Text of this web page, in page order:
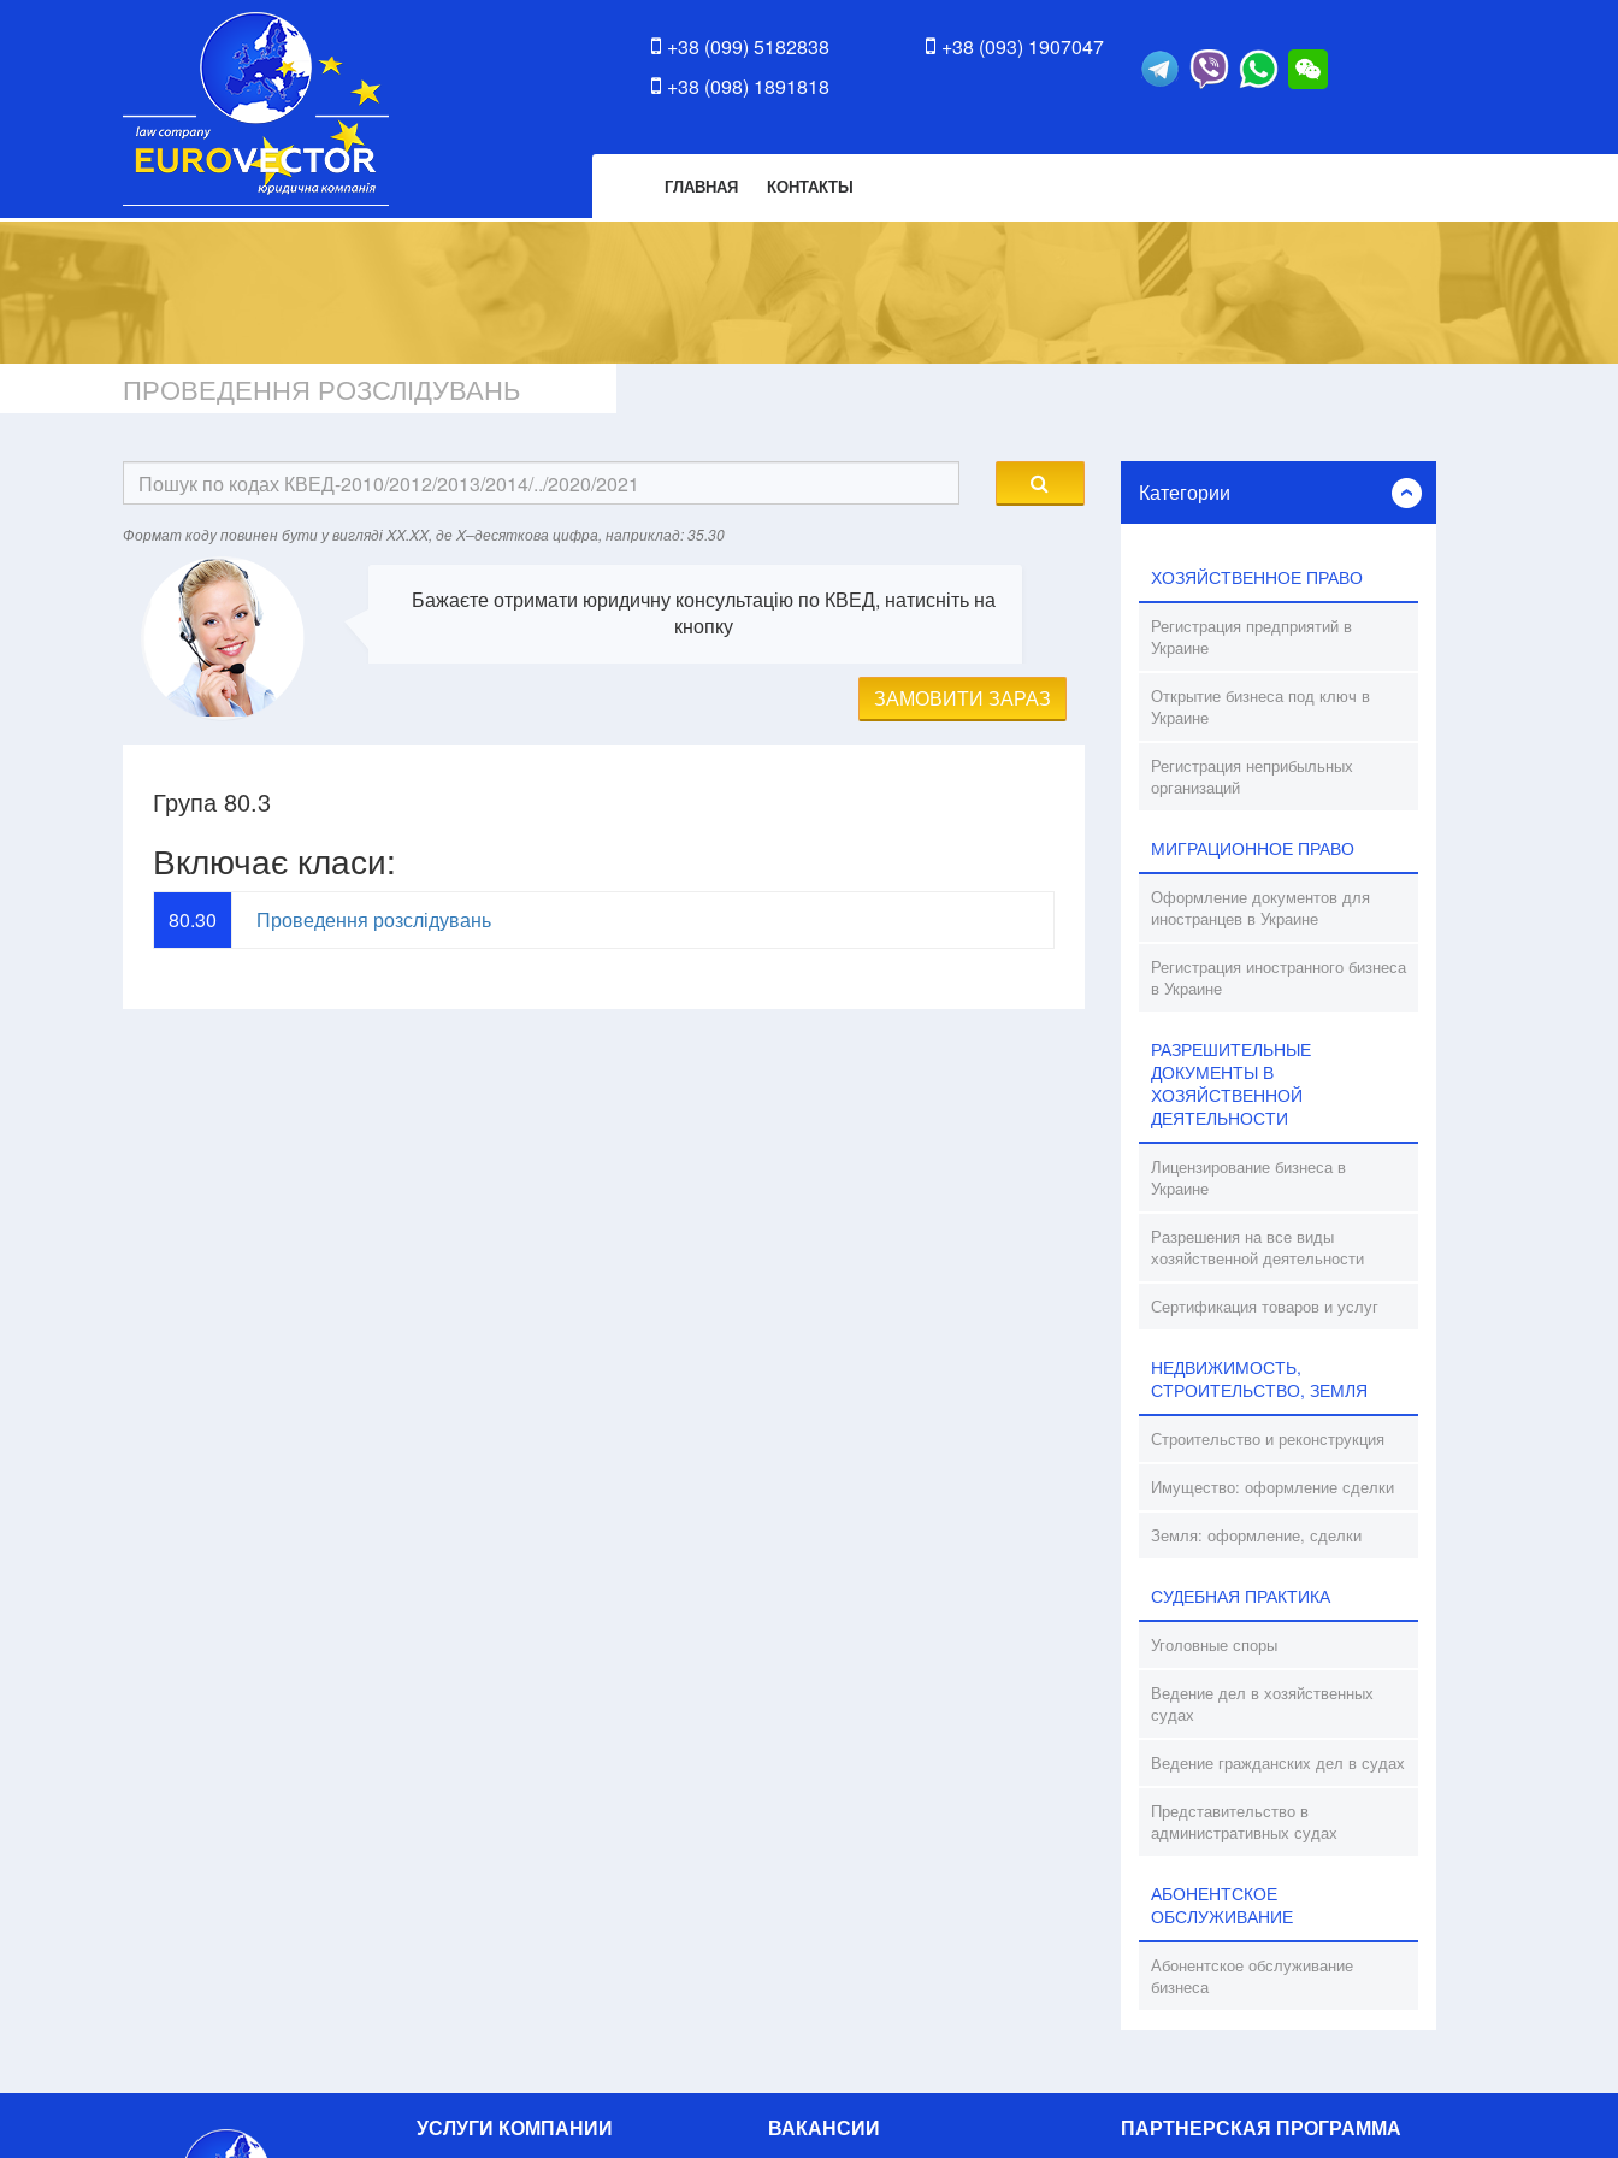
+38 (099) 5182838
+38 (098) 1891818
+38 (093) 1907047
ГЛАВНАЯ КОНТАКТЫ
ПРОВЕДЕННЯ РОЗСЛІДУВАНЬ
Формат кодy повинен бути у вигляді XX.XX, де X–десяткова цифра, наприклад: 35.30
Бажаєте отримати юридичну консультацію по КВЕД, натисніть на
кнопку
ЗАМОВИТИ ЗАРАЗ
Група 80.3
Включає класи:
80.30 Проведення розслідувань
Категории
ХОЗЯЙСТВЕННОЕ ПРАВО
Регистрация предприятий в
Украине
Открытие бизнеса под ключ в
Украине
Регистрация неприбыльных
организаций
МИГРАЦИОННОЕ ПРАВО
Оформление документов для
иностранцев в Украине
Регистрация иностранного бизнеса
в Украине
РАЗРЕШИТЕЛЬНЫЕ
ДОКУМЕНТЫ В
ХОЗЯЙСТВЕННОЙ
ДЕЯТЕЛЬНОСТИ
Лицензирование бизнеса в
Украине
Разрешения на все виды
хозяйственной деятельности
Сертификация товаров и услуг
НЕДВИЖИМОСТЬ,
СТРОИТЕЛЬСТВО, ЗЕМЛЯ
Строительство и реконструкция
Имущество: оформление сделки
Земля: оформление, сделки
СУДЕБНАЯ ПРАКТИКА
Уголовные споры
Ведение дел в хозяйственных
судах
Ведение гражданских дел в судах
Представительство в
административных судах
АБОНЕНТСКОЕ
ОБСЛУЖИВАНИЕ
Абонентское обслуживание
бизнеса
УСЛУГИ КОМПАНИИ ВАКАНСИИ ПАРТНЕРСКАЯ ПРОГРАММА